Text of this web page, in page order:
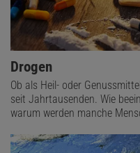
Drogen
Ob als Heil- oder
seit Jahrtausenden. Wie
warum werden manche